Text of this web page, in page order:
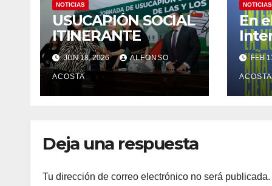
NOTICIAS
USUCAPIÓN SOCIAL
ITINERANTE
JUN 18, 2026 ALFONSO
ACOSTA
NOTICIAS
En
FEB
ACOSTA
Deja una respuesta
Tu dirección de correo electrónico no será publicada.